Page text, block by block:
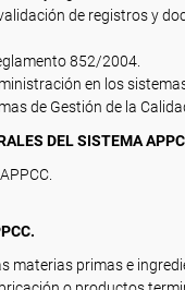
de registros y
852/2004.
en los
de Gestión de la
DEL SISTEMA
materias primas e